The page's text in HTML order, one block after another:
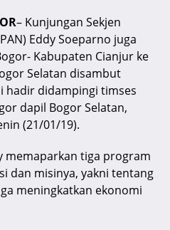
ai
l
e
a
d
s
– Kunjungan Sekjen
Eddy Soeparno juga
Kabupaten Cianjur ke
Selatan disambut
hadir didampingi timses
dapil Bogor Selatan,
(21/01/19).
memaparkan tiga program
dan misinya, yakni tentang
meningkatkan ekonomi